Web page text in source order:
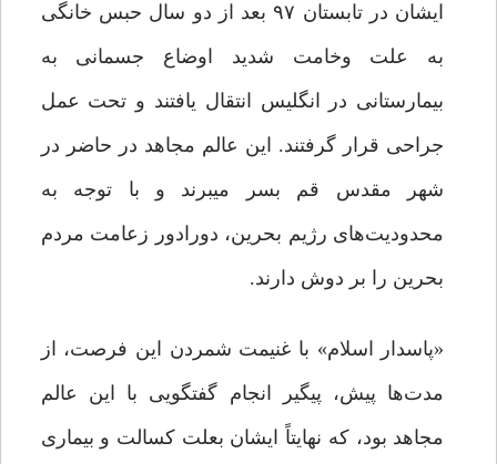
ایشان در تابستان ۹۷ بعد از دو سال حبس خانگی
به علت وخامت شدید اوضاع جسمانی به
بیمارستانی در انگلیس انتقال یافتند و تحت عمل
جراحی قرار گرفتند. این عالم مجاهد در حاضر در
شهر مقدس قم بسر میبرند و با توجه به
محدودیت‌های رژیم بحرین، دورادور زعامت مردم
بحرین را بر دوش دارند.
«پاسدار اسلام» با غنیمت شمردن این فرصت، از
مدت‌ها پیش، پیگیر انجام گفتگویی با این عالم
مجاهد بود، که نهایتاً ایشان بعلت کسالت و بیماری